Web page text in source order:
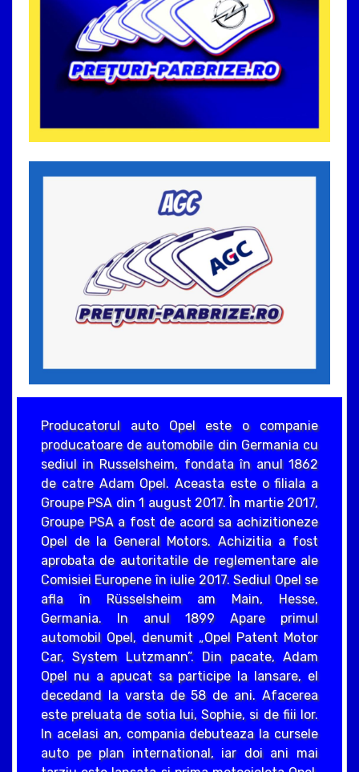
Producatorul auto Opel este o companie
producatoare de automobile din Germania cu
sediul in Russelsheim, fondata în anul 1862
de catre Adam Opel. Aceasta este o filiala a
Groupe PSA din 1 august 2017. În martie 2017,
Groupe PSA a fost de acord sa achizitioneze
Opel de la General Motors. Achizitia a fost
aprobata de autoritatile de reglementare ale
Comisiei Europene în iulie 2017. Sediul Opel se
afla în Rüsselsheim am Main, Hesse,
Germania. In anul 1899 Apare primul
automobil Opel, denumit „Opel Patent Motor
Car, System Lutzmann”. Din pacate, Adam
Opel nu a apucat sa participe la lansare, el
decedand la varsta de 58 de ani. Afacerea
este preluata de sotia lui, Sophie, si de fiii lor.
In acelasi an, compania debuteaza la cursele
auto pe plan international, iar doi ani mai